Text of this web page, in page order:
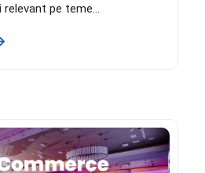
pe teme...